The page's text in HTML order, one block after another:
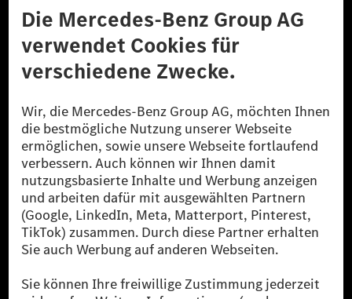
© 2026 Mercedes-Benz Group AG. Alle Rechte vorbehalten.
reduzierte CO₂-Emissionen bei der Mercedes-Benz Group durch
zertifizierte Ausgleichsprojekte kompensiert werden.
[2] Renewable Charging ist ein integraler Bestandteil von MB.CHARGE
Public in Europa, den USA, Kanada und China. Sofern an der jeweiligen
Ladestation noch kein Strom aus erneuerbaren Energien vorliegt,
verwendet Renewable Charging Grünstromzertifikate*. Diese stellen
sicher, dass für Ladevorgänge über MB.CHARGE Public eine äquivalente
Strommenge aus erneuerbaren Energien ins Stromnetz eingespeist wird.
Sie stammen ausschließlich aus Wind- und Solarkraftanlagen, die jünger
als sechs Jahre sind.
* Inkl. EKOenergy Ökolabel
* Die angegebenen Werte wurden nach dem vorgeschriebenen
Messverfahren WLTP (Worldwide harmonised Light vehicles Test